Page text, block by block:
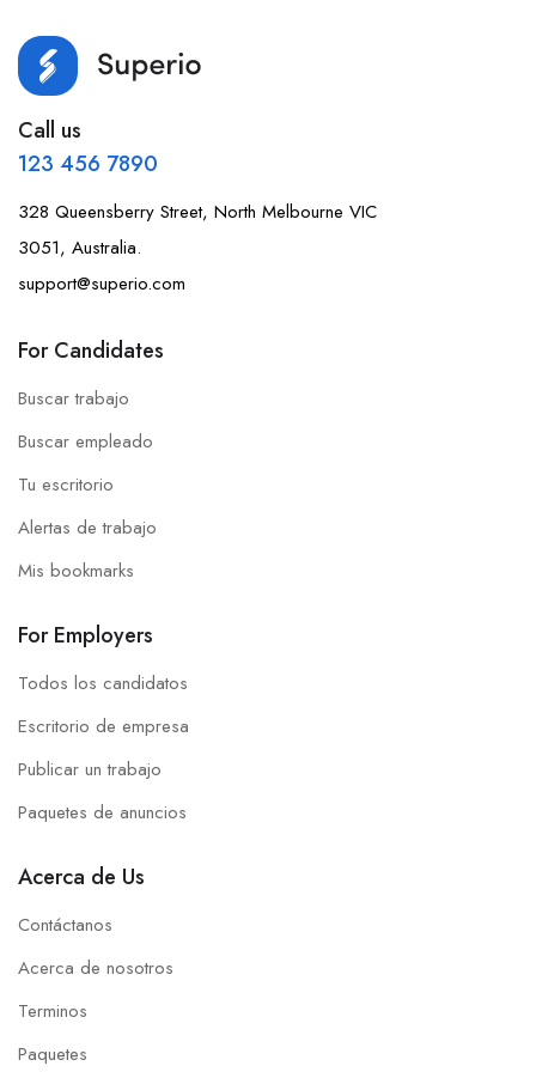
Call us
123 456 7890
328 Queensberry Street, North Melbourne VIC
3051, Australia.
support@superio.com
For Candidates
Buscar trabajo
Buscar empleado
Tu escritorio
Alertas de trabajo
Mis bookmarks
For Employers
Todos los candidatos
Escritorio de empresa
Publicar un trabajo
Paquetes de anuncios
Acerca de Us
Contáctanos
Acerca de nosotros
Terminos
Paquetes